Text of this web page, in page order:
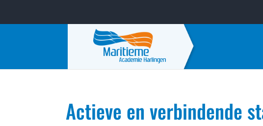
Actieve en verbindende